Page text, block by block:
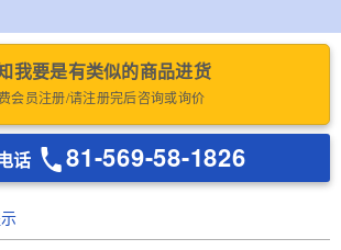
我要是有类似的商品进货
会员注册/请注册完后咨询或询价
话 81-569-58-1826